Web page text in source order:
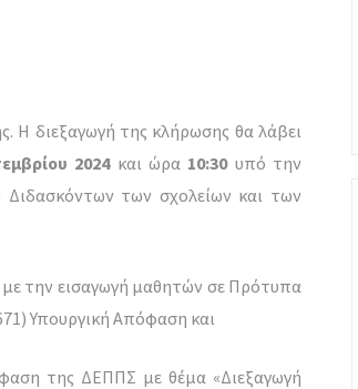
Η διεξαγωγή της κλήρωσης θα λάβει
2024και ώρα 10:30υπό την
των σχολείων και των
την εισαγωγή μαθητών σε Πρότυπα
Υπουργική Απόφαση και
της ΔΕΠΠΣ με θέμα «Διεξαγωγή